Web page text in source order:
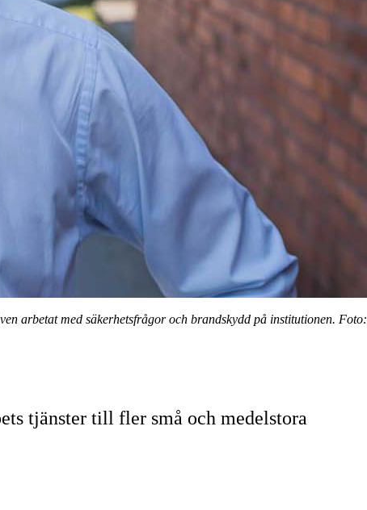
arbetat med säkerhetsfrågor och brandskydd på institutionen. Foto:
tjänster till fler små och medelstora